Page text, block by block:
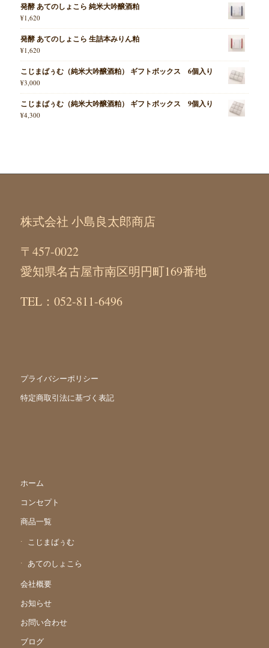
発酵 あてのしょこら 純米大吟醸酒粕
¥1,620
発酵 あてのしょこら 生詰本みりん粕
¥1,620
こじまばぅむ（純米大吟醸酒粕） ギフトボックス 6個入り
¥3,000
こじまばぅむ（純米大吟醸酒粕） ギフトボックス 9個入り
¥4,300
株式会社 小島良太郎商店
〒457-0022
愛知県名古屋市南区明円町169番地
TEL：052-811-6496
プライバシーポリシー
特定商取引法に基づく表記
ホーム
コンセプト
商品一覧
こじまばぅむ
あてのしょこら
会社概要
お知らせ
お問い合わせ
ブログ